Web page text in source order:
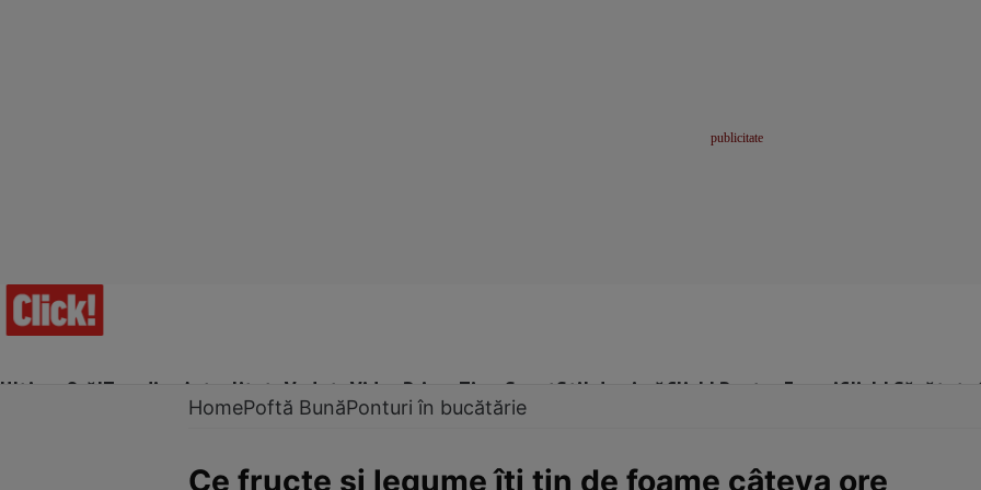
Ultima Oră!Trending Actualitate Vedete Video Prime Time SportStil de viațăClick! Pentru FemeiClick! Sănătate
HomePoftă BunăPonturi în bucătărie
Ce fructe şi legume îţi ţin de foame câteva ore